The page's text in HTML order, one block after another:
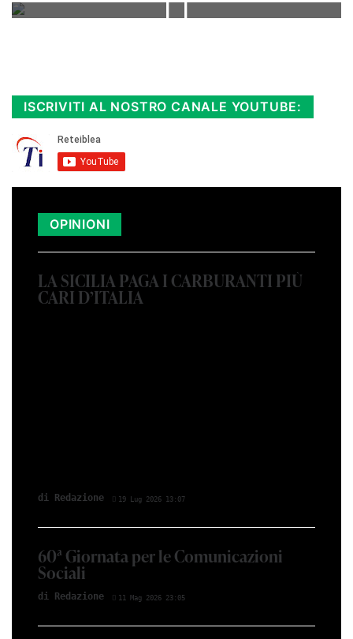
ISCRIVITI AL NOSTRO CANALE YOUTUBE:
OPINIONI
LA SICILIA PAGA I CARBURANTI PIÙ
CARI D’ITALIA
di Redazione 19 Lug 2026 13:07
60ª Giornata per le Comunicazioni
Sociali
di Redazione 11 Mag 2026 23:05